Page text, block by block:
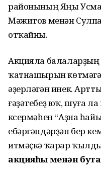
районының Яңы
Мәжитов менән
отҡайны.
Акцияла балаларҙың
ҡатнашырын
әҙерләгән инек.
ғәҙәтебеҙ юҡ, шуға
күсермәһен “Аҙна
ебәргәндәрҙән бер
итмәҫкә ҡарар
акцияһы менән